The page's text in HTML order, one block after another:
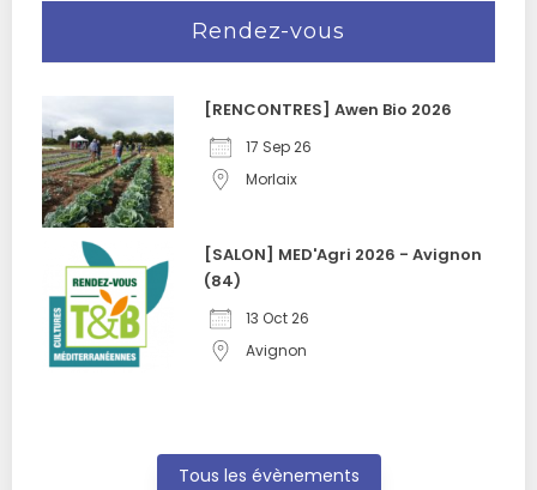
Rendez-vous
[RENCONTRES] Awen Bio 2026
17 Sep 26
Morlaix
[SALON] MED'Agri 2026 - Avignon
(84)
13 Oct 26
Avignon
Tous les évènements